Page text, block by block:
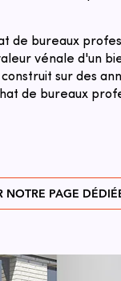
de bureaux
vénale d'un
sur des
de bureaux
NOTRE PAGE